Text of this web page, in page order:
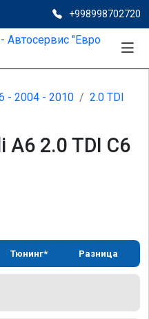
+998998702720
- 2004 - 2010
2.0 TDI
2.0 TDI C6
Тюнинг* Разница